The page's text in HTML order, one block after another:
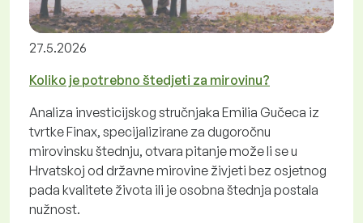
27.5.2026
Koliko je potrebno štedjeti za mirovinu?
Analiza investicijskog stručnjaka Emilia Gučeca iz
tvrtke Finax, specijalizirane za dugoročnu
mirovinsku štednju, otvara pitanje može li se u
Hrvatskoj od državne mirovine živjeti bez osjetnog
pada kvalitete života ili je osobna štednja postala
nužnost.